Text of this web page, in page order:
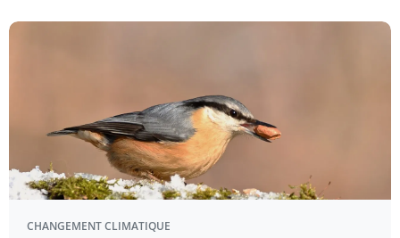
CHANGEMENT CLIMATIQUE